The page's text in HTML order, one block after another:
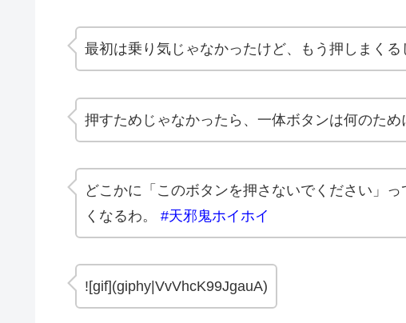
最初は乗り気じゃなかったけど、もう押しまくる
押すためじゃなかったら、一体ボタンは何のため
どこかに「このボタンを押さないでください」
くなるわ。 #天邪鬼ホイホイ
![gif](giphy|VvVhcK99JgauA)